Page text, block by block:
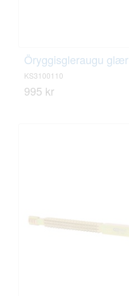
Öryggisgleraugu glær
KS3100110
995 kr